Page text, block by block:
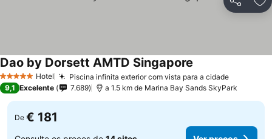
Partilhar
5 Estrelas Hotel Piscina infinita exterior com vista para a cidade
Dao by Dorsett AMTD Singapore
9,1 Excelente 7.689 a 1.5 km de Marina Bay Sands SkyPark
De € 181